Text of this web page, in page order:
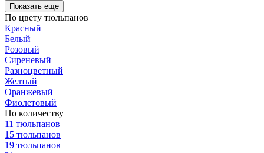
Показать еще
По цвету тюльпанов
Красный
Белый
Розовый
Сиреневый
Разноцветный
Желтый
Оранжевый
Фиолетовый
По количеству
11 тюльпанов
15 тюльпанов
19 тюльпанов